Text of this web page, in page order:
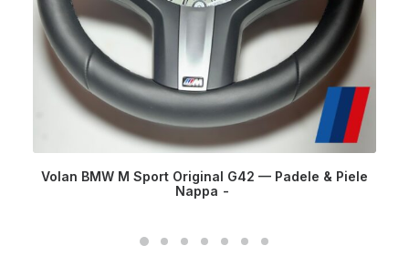
Volan BMW M Sport Original G42 — Padele & Piele
Nappa